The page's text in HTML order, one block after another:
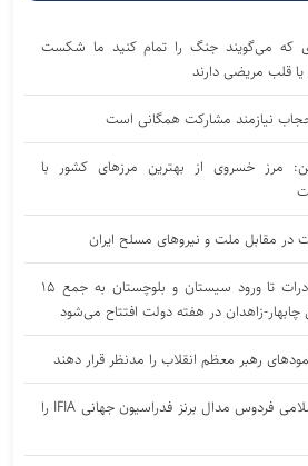
که می‌گویند جنگ را تمام کنید ما شکست
یا قلب مریضی دارند
نیازمند مشارکت همگانی است
مرز خسروی از بهترین مرزهای کشور با
مقابل ملت و نیرو‌های مسلح ایران
از جهش ۶۰ درصدی صادرات تا ورود سیستان و بلوچستان به جمع ۱۵
زاهدان در هفته دولت افتتاح می‌شود
رهبر معظم انقلاب را مدنظر قرار دهند
دانشجوی دانشگاه آزاد اسلامی فردوس مدال برنز فدراسیون جهانی IFIA را